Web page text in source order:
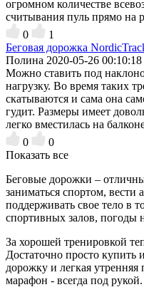
огромном количестве
считывания пуль прямо на
0
1
Беговая дорожка
Полина 2020-05-26 00:10:18
Можно ставить под
нагрузку. Во время таких
скатываются и сама она
гудит. Размеры имеет
легко вместилась на
0
0
Показать все
Беговые дорожки –
заниматься спортом,
поддерживать свое тело в
спортивных залов, погоды
За хорошей тренировкой
Достаточно просто купить
дорожку и легкая
марафон - всегда под рукой.